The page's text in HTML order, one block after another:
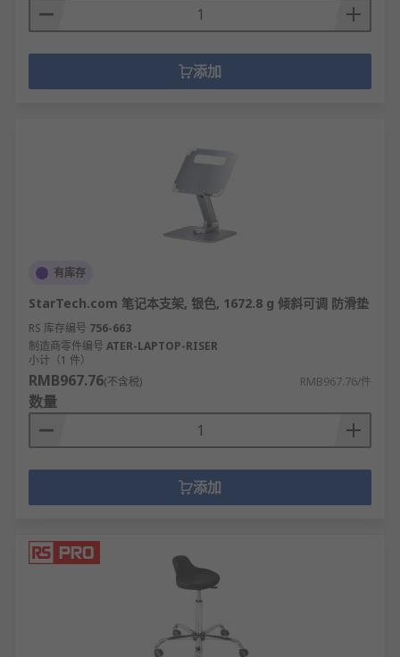
添加
有库存
StarTech.com 笔记本支架, 银色, 1672.8 g 倾斜可调 防滑垫
RS 库存编号 756-663
制造商零件编号 ATER-LAPTOP-RISER
小计（1 件）
RMB967.76(不含税) RMB967.76/件
数量
添加